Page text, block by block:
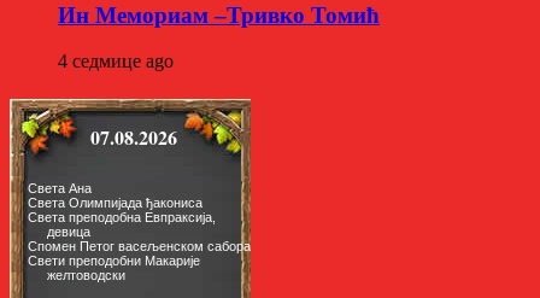
Ин Мемориам –Тривко Томић
4 седмице ago